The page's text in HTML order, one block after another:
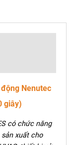
Nenutec
giây)
có chức năng
xuất cho